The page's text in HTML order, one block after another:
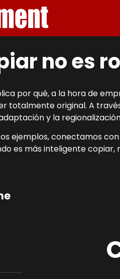
no es
por qué, a la hora de
totalmente original. A
y la
ejemplos, conectamos
es más inteligente copiar,